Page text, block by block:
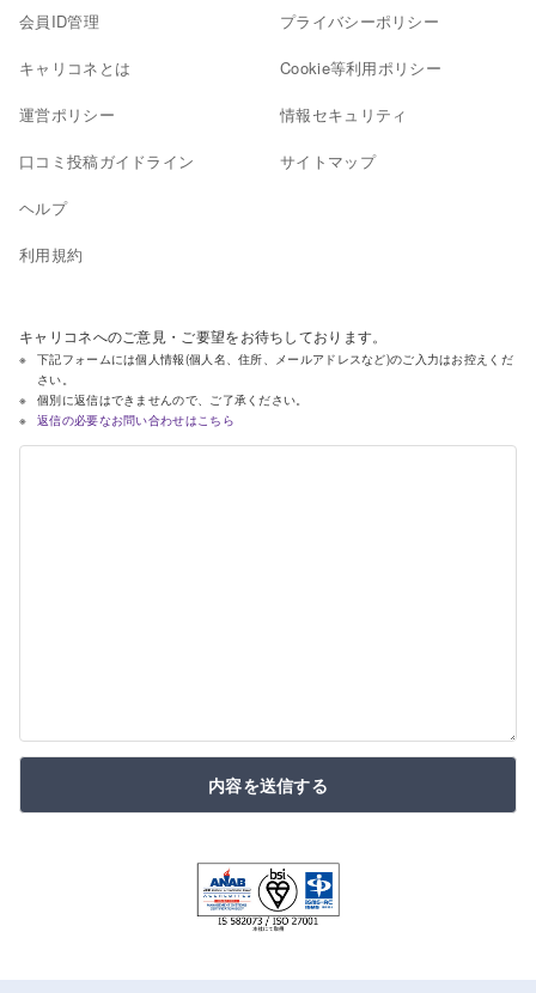
会員ID管理
キャリコネとは
運営ポリシー
口コミ投稿ガイドライン
ヘルプ
利用規約
プライバシーポリシー
Cookie等利用ポリシー
情報セキュリティ
サイトマップ
キャリコネへのご意見・ご要望をお待ちしております。
下記フォームには個人情報(個人名、住所、メールアドレスなど)のご入力はお控えくだ
さい。
個別に返信はできませんので、ご了承ください。
返信の必要なお問い合わせはこちら
内容を送信する